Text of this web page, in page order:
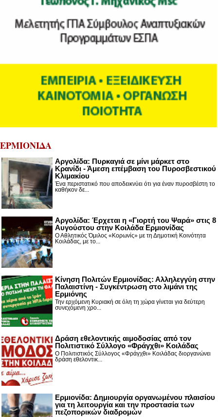
ΕΡΜΙΟΝΙΔΑ
Αργολίδα: Πυρκαγιά σε μίνι μάρκετ στο
Κρανίδι - Άμεση επέμβαση του Πυροσβεστικού
Κλιμακίου
Ένα περιστατικό που αποδεικνύει ότι για έναν πυροσβέστη το
καθήκον δε...
Αργολίδα: Έρχεται η «Γιορτή του Ψαρά» στις 8
Αυγούστου στην Κοιλάδα Ερμιονίδας
Ο Αθλητικός Όμιλος «Κορωνίς» με τη Δημοτική Κοινότητα
Κοιλάδας, με το...
Κίνηση Πολιτών Ερμιονίδας: Αλληλεγγύη στην
Παλαιστίνη - Συγκέντρωση στο λιμάνι της
Ερμιόνης
Την ερχόμενη Κυριακή σε όλη τη χώρα γίνεται για δεύτερη
συνεχόμενη χρο...
Δράση εθελοντικής αιμοδοσίας από τον
Πολιτιστικό Σύλλογο «Φράγχθι» Κοιλάδας
Ο Πολιτιστικός Σύλλογος «Φράγχθι» Κοιλάδας διοργανώνει
δράση εθελοντικ...
Ερμιονίδα: Δημιουργία οργανωμένου πλαισίου
για τη λειτουργία και την προστασία των
πεζοπορικών διαδρομών